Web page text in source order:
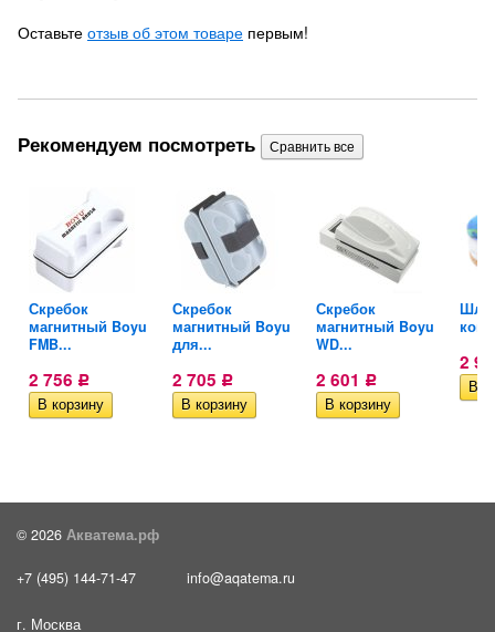
Оставьте отзыв об этом товаре первым!
Рекомендуем посмотреть
Скребок
магнитный Boyu
FMB...
2 756 Р
Скребок
магнитный Boyu
для...
2 705 Р
Скребок
магнитный Boyu
WD...
2 601 Р
2
© 2026 Акватема.рф
+7 (495) 144-71-47 info@aqatema.ru
г. Москва